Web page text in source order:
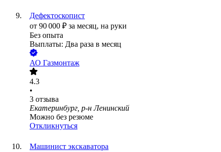
Дефектоскопист
от 90 000 ₽ за месяц, на руки
Без опыта
Выплаты: Два раза в месяц
АО Газмонтаж
4.3
•
3 отзыва
Екатеринбург, р-н Ленинский
Можно без резюме
Откликнуться
Машинист экскаватора